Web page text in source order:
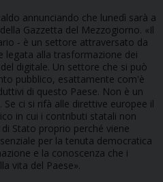
annunciando che lunedì sarà a
Gazzetta del Mezzogiorno. «Il
- è un settore attraversato da
legata alla trasformazione dei
digitale. Un settore che si può
pubblico, esattamente com'è
di questo Paese. Non è un
ci si rifà alle direttive europee il
in cui i contributi statali non
Stato proprio perché viene
per la tenuta democratica
e la conoscenza che i
vita del Paese».